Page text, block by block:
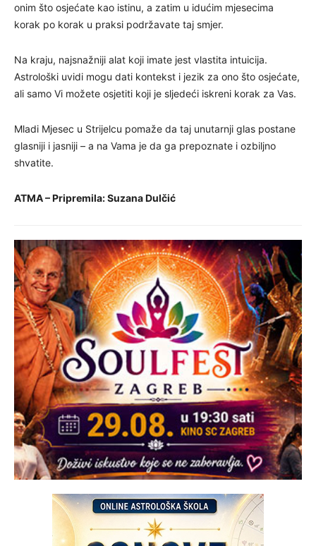
onim što osjećate kao istinu, a zatim u idućim mjesecima
korak po korak u praksi podržavate taj smjer.
Na kraju, najsnažniji alat koji imate jest vlastita intuicija.
Astrološki uvidi mogu dati kontekst i jezik za ono što osjećate,
ali samo Vi možete osjetiti koji je sljedeći iskreni korak za Vas.
Mladi Mjesec u Strijelcu pomaže da taj unutarnji glas postane
glasniji i jasniji – a na Vama je da ga prepoznate i ozbiljno
shvatite.
ATMA – Pripremila: Suzana Dulčić